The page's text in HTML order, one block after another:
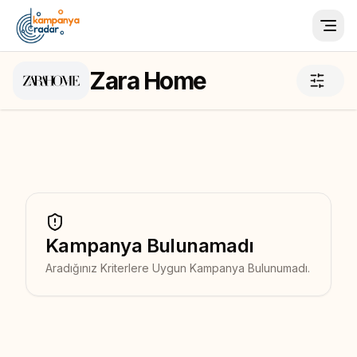
Zara Home
Kampanya Bulunamadı
Aradığınız Kriterlere Uygun Kampanya Bulunumadı.